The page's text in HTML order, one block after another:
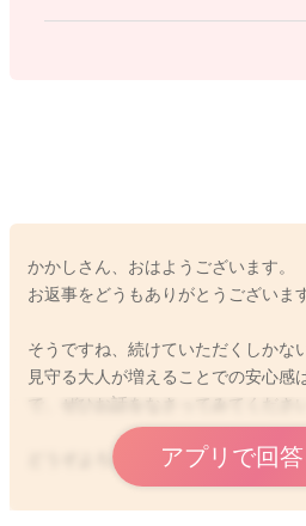
みんなで繰り返し言ってもらうこ
なかなか動きを止めるのは、大変に
どうぞよろしくお願いします。
かかしさん、おはようございます。
お返事をどうもありがとうございます
そうですね、続けていただくしかな
見守る大人が増えることでの安心感
で、ぜひお話をなさってみてください
どうぞよろしくお願いします。
アプリで回